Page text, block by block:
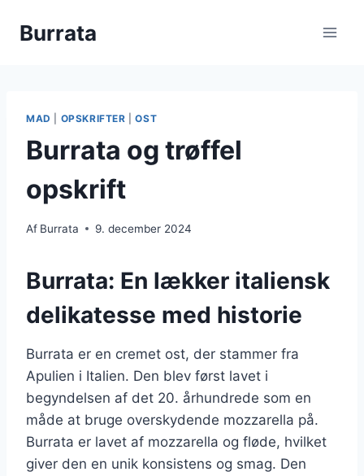
Burrata
MAD OPSKRIFTER |OST
Burrata og trøffel
opskrift
Af Burrata 9. december 2024
Burrata: En lækker italiensk
delikatesse med historie
Burrata er en cremet ost, der stammer fra
Apulien i Italien. Den blev først lavet i
begyndelsen af det 20. århundrede som en
måde at bruge overskydende mozzarella på.
Burrata er lavet af mozzarella og fløde, hvilket
giver den en unik konsistens og smag. Den